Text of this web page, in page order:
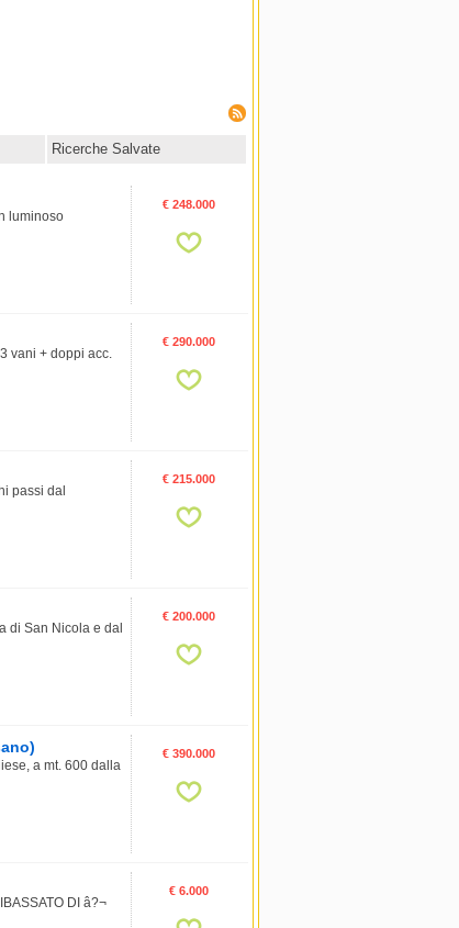
Ricerche Salvate
luminoso
€ 248.000
vani + doppi acc.
€ 290.000
passi dal
€ 215.000
di San Nicola e dal
€ 200.000
a mt. 600 dalla
€ 390.000
DI â?¬
€ 6.000